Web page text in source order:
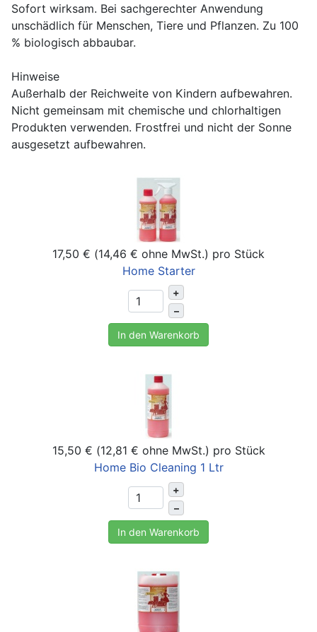
Sofort wirksam. Bei sachgerechter Anwendung
unschädlich für Menschen, Tiere und Pflanzen. Zu 100
% biologisch abbaubar.
Hinweise
Außerhalb der Reichweite von Kindern aufbewahren.
Nicht gemeinsam mit chemische und chlorhaltigen
Produkten verwenden. Frostfrei und nicht der Sonne
ausgesetzt aufbewahren.
17,50 € (14,46 € ohne MwSt.) pro Stück
Home Starter
+
–
In den Warenkorb
15,50 € (12,81 € ohne MwSt.) pro Stück
Home Bio Cleaning 1 Ltr
+
–
In den Warenkorb